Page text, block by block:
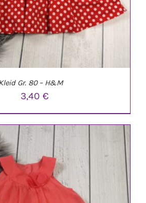
DETAILS
Gr. 80 – H&M
3,40€